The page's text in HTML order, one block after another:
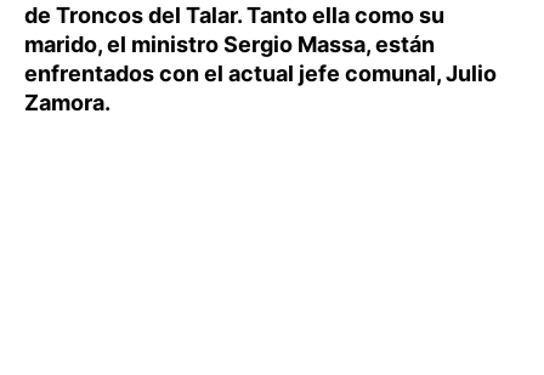
de Troncos del Talar. Tanto ella como su
marido, el ministro Sergio Massa, están
enfrentados con el actual jefe comunal, Julio
Zamora.